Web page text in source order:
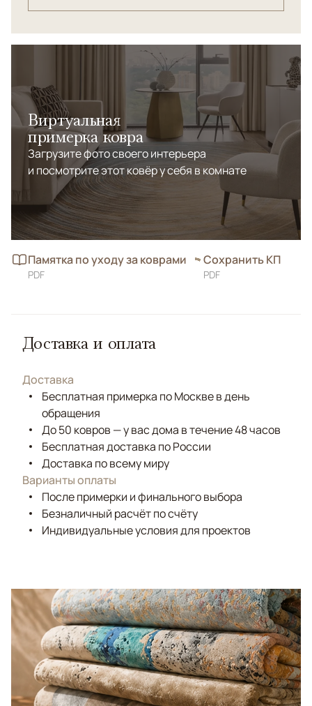
Виртуальная
примерка ковра
Загрузите фото своего интерьера
и посмотрите этот ковёр у себя в комнате
Памятка по уходу за коврами
PDF
Сохранить КП
PDF
Доставка и оплата
Доставка
Бесплатная примерка по Москве в день
обращения
До 50 ковров — у вас дома в течение 48 часов
Бесплатная доставка по России
Доставка по всему миру
Варианты оплаты
После примерки и финального выбора
Безналичный расчёт по счёту
Индивидуальные условия для проектов